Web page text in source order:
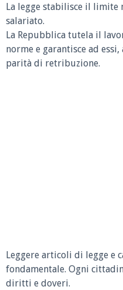
La legge stabilisce il
salariato.
La Repubblica tutela il
norme e garantisce ad
parità di retribuzione.
Leggere articoli di legge e
fondamentale. Ogni
diritti e doveri.